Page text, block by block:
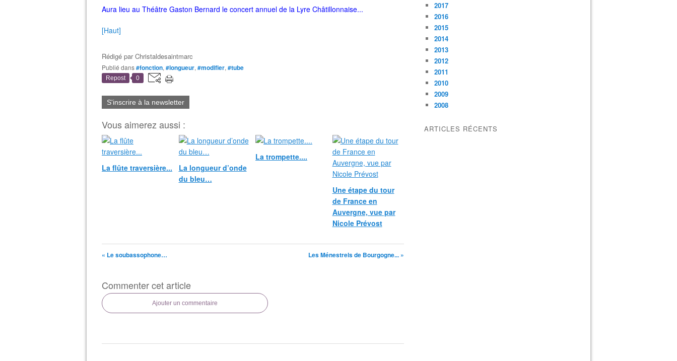
Aura lieu au Théâtre Gaston Bernard le concert annuel de la Lyre Châtillonnaise...
[Haut]
Rédigé parChristaldesaintmarc
Publié dans#fonction, #longueur, #modifier, #tube
Repost 0
S'inscrire à la newsletter
Vous aimerez aussi :
La flûte traversière...
La longueur d’onde
du bleu…
La trompette....
Une étape du tour
de France en
Auvergne, vue par
Nicole Prévost
« Le soubassophone… Les Ménestrels de Bourgogne... »
Commenter cet article
Ajouter un commentaire
2017
2016
2015
2014
2013
2012
2011
2010
2009
2008
ARTICLES RÉCENTS